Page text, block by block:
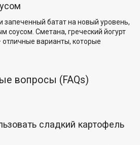
запеченный батат на новый уровень,
соусом. Сметана, греческий йогурт
варианты, которые
вопросы (FAQs)
сладкий картофель